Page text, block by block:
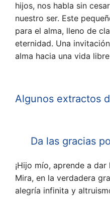
hijos, nos habla sin
nuestro ser. Este
para el alma, lleno de
eternidad. Una
alma hacia una vida
Algunos extractos
Da las gracias
¡Hijo mío, aprende a
Mira, en la verdadera
alegría infinita y